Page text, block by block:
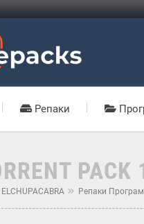
Репаки
PACK
Репаки